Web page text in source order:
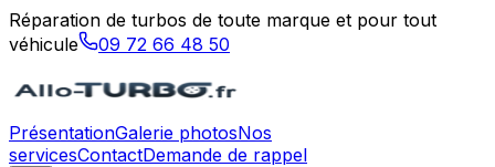
Réparation de turbos de toute marque et pour tout
véhicule
09 72 66 48 50
PrésentationGalerie photosNos
servicesContactDemande de rappel